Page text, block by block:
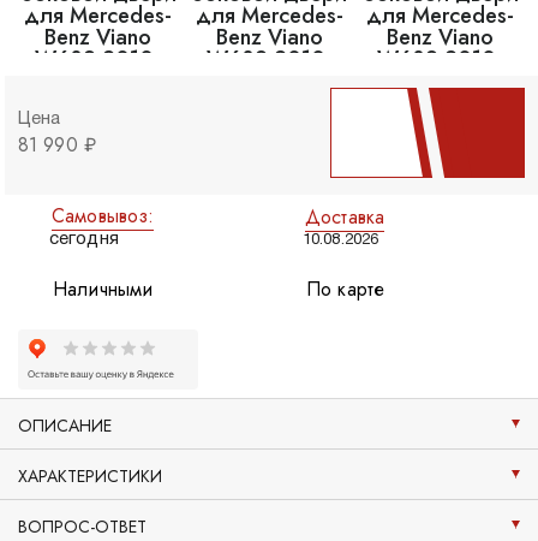
Цена
81 990 ₽
Самовывоз:
сегодня
Доставка
10.08.2026
Наличными По карте
ОПИСАНИЕ
ХАРАКТЕРИСТИКИ
ВОПРОС-ОТВЕТ